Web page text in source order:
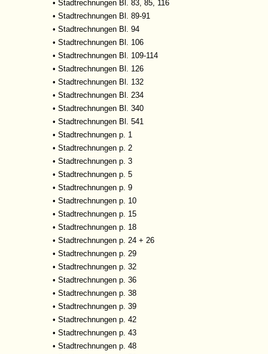
• Stadtrechnungen Bl. 83, 85, 116
• Stadtrechnungen Bl. 89-91
• Stadtrechnungen Bl. 94
• Stadtrechnungen Bl. 106
• Stadtrechnungen Bl. 109-114
• Stadtrechnungen Bl. 126
• Stadtrechnungen Bl. 132
• Stadtrechnungen Bl. 234
• Stadtrechnungen Bl. 340
• Stadtrechnungen Bl. 541
• Stadtrechnungen p. 1
• Stadtrechnungen p. 2
• Stadtrechnungen p. 3
• Stadtrechnungen p. 5
• Stadtrechnungen p. 9
• Stadtrechnungen p. 10
• Stadtrechnungen p. 15
• Stadtrechnungen p. 18
• Stadtrechnungen p. 24 + 26
• Stadtrechnungen p. 29
• Stadtrechnungen p. 32
• Stadtrechnungen p. 36
• Stadtrechnungen p. 38
• Stadtrechnungen p. 39
• Stadtrechnungen p. 42
• Stadtrechnungen p. 43
• Stadtrechnungen p. 48